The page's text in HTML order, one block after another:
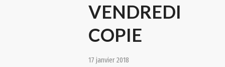
VENDREDI
COPIE
17 janvier 2018